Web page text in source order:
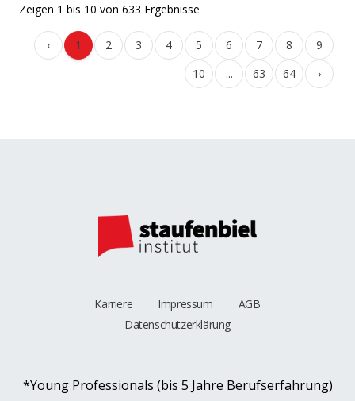
Zeigen 1 bis 10 von 633 Ergebnisse
‹ 1 2 3 4 5 6 7 8
9
10
... 63 64 ›
Karriere Impressum
AGB
Datenschutzerklärung
*Young Professionals (bis 5 Jahre Berufserfahrung)